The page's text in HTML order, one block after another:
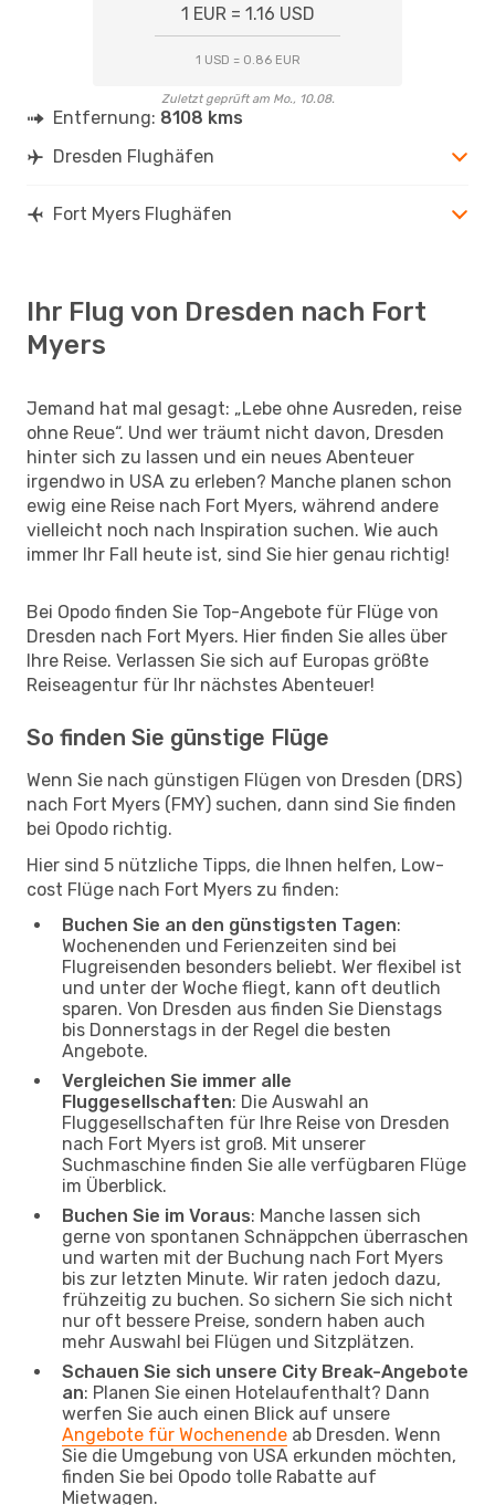
1 EUR = 1.16 USD
1 USD = 0.86 EUR
Zuletzt geprüft am Mo., 10.08.
Entfernung: 8108 kms
Dresden Flughäfen
Fort Myers Flughäfen
Ihr Flug von Dresden nach Fort
Myers
Jemand hat mal gesagt: „Lebe ohne Ausreden, reise
ohne Reue“. Und wer träumt nicht davon, Dresden
hinter sich zu lassen und ein neues Abenteuer
irgendwo in USA zu erleben? Manche planen schon
ewig eine Reise nach Fort Myers, während andere
vielleicht noch nach Inspiration suchen. Wie auch
immer Ihr Fall heute ist, sind Sie hier genau richtig!
Bei Opodo finden Sie Top-Angebote für Flüge von
Dresden nach Fort Myers. Hier finden Sie alles über
Ihre Reise. Verlassen Sie sich auf Europas größte
Reiseagentur für Ihr nächstes Abenteuer!
So finden Sie günstige Flüge
Wenn Sie nach günstigen Flügen von Dresden (DRS)
nach Fort Myers (FMY) suchen, dann sind Sie finden
bei Opodo richtig.
Hier sind 5 nützliche Tipps, die Ihnen helfen, Low-
cost Flüge nach Fort Myers zu finden:
Buchen Sie an den günstigsten Tagen:
Wochenenden und Ferienzeiten sind bei
Flugreisenden besonders beliebt. Wer flexibel ist
und unter der Woche fliegt, kann oft deutlich
sparen. Von Dresden aus finden Sie Dienstags
bis Donnerstags in der Regel die besten
Angebote.
Vergleichen Sie immer alle
Fluggesellschaften: Die Auswahl an
Fluggesellschaften für Ihre Reise von Dresden
nach Fort Myers ist groß. Mit unserer
Suchmaschine finden Sie alle verfügbaren Flüge
im Überblick.
Buchen Sie im Voraus: Manche lassen sich
gerne von spontanen Schnäppchen überraschen
und warten mit der Buchung nach Fort Myers
bis zur letzten Minute. Wir raten jedoch dazu,
frühzeitig zu buchen. So sichern Sie sich nicht
nur oft bessere Preise, sondern haben auch
mehr Auswahl bei Flügen und Sitzplätzen.
Schauen Sie sich unsere City Break-Angebote
an: Planen Sie einen Hotelaufenthalt? Dann
werfen Sie auch einen Blick auf unsere
Angebote für Wochenende ab Dresden. Wenn
Sie die Umgebung von USA erkunden möchten,
finden Sie bei Opodo tolle Rabatte auf
Mietwagen.